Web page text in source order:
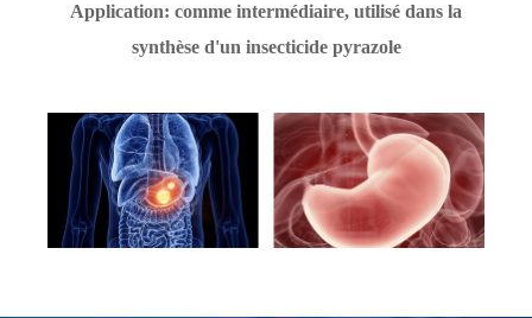
Application: comme intermédiaire, utilisé dans la
synthèse d'un insecticide pyrazole